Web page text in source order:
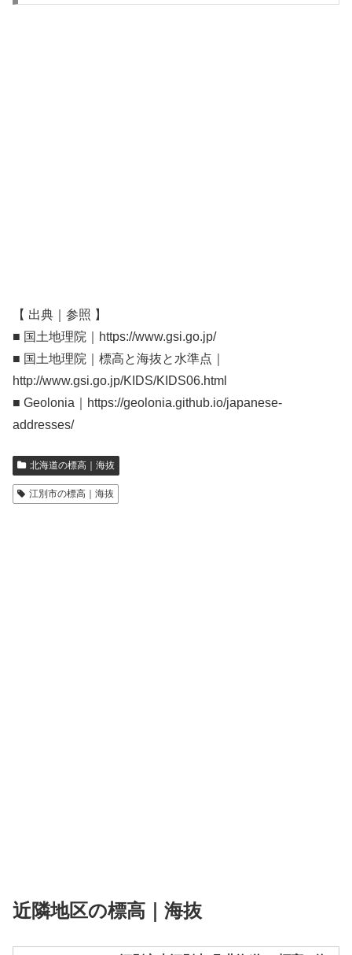
【 出典｜参照 】
■ 国土地理院｜https://www.gsi.go.jp/
■ 国土地理院｜標高と海抜と水準点｜
http://www.gsi.go.jp/KIDS/KIDS06.html
■ Geolonia｜https://geolonia.github.io/japanese-
addresses/
北海道の標高｜海抜
江別市の標高｜海抜
近隣地区の標高｜海抜